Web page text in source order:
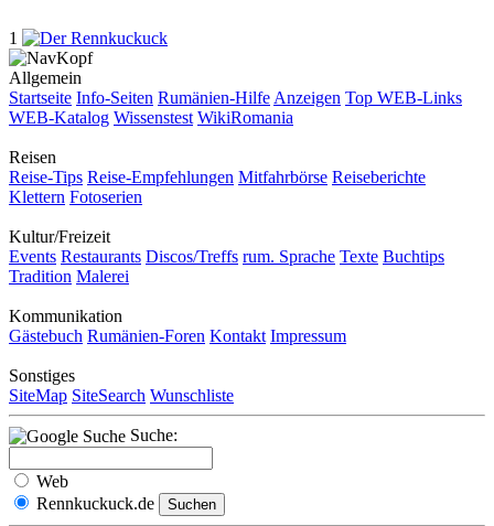
1
Allgemein
Startseite Info-Seiten Rumänien-Hilfe Anzeigen Top WEB-Links
WEB-Katalog Wissenstest WikiRomania
Reisen
Reise-Tips Reise-Empfehlungen Mitfahrbörse Reiseberichte
Klettern Fotoserien
Kultur/Freizeit
Events Restaurants Discos/Treffs rum. Sprache Texte Buchtips
Tradition Malerei
Kommunikation
Gästebuch Rumänien-Foren Kontakt Impressum
Sonstiges
SiteMap SiteSearch Wunschliste
Suche:
Web
Rennkuckuck.de